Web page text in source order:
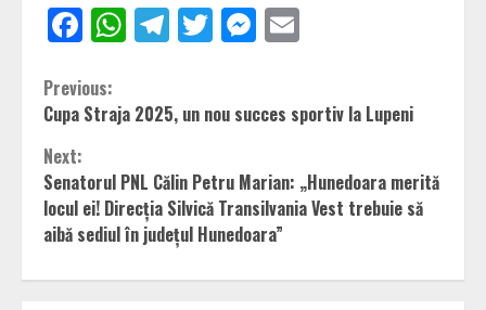
Facebook
WhatsApp
Telegram
TwitterMessenger
Continue
Reading
Previous:
Cupa Straja 2025, un nou succes sportiv la Lupeni
Next:
Senatorul PNL Călin Petru Marian: „Hunedoara merită
locul ei! Direcția Silvică Transilvania Vest trebuie să
aibă sediul în județul Hunedoara”